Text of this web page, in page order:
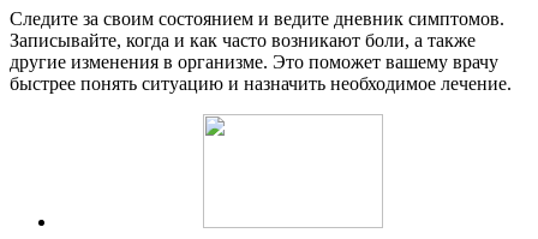
Следите за своим состоянием и ведите дневник симптомов.
Записывайте, когда и как часто возникают боли, а также
другие изменения в организме. Это поможет вашему врачу
быстрее понять ситуацию и назначить необходимое лечение.